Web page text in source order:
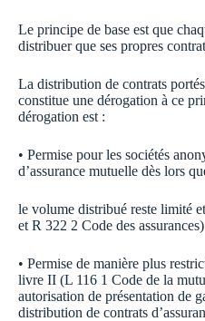
Le principe de base est que
distribuer que ses propres
La distribution de contrats
constitue une dérogation à ce
dérogation est :
• Permise pour les sociétés
d’assurance mutuelle dès lors
le volume distribué reste limité
et R 322 2 Code des assurances)
• Permise de manière plus
livre II (L 116 1 Code de la
autorisation de présentation de
distribution de contrats